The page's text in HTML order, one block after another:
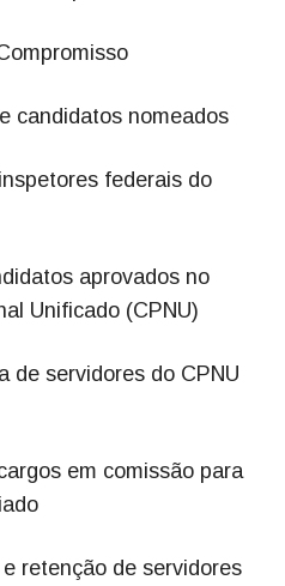
candidatos nomeados
federais do
aprovados no
Unificado (CPNU)
de servidores do CPNU
em comissão para
retenção de servidores